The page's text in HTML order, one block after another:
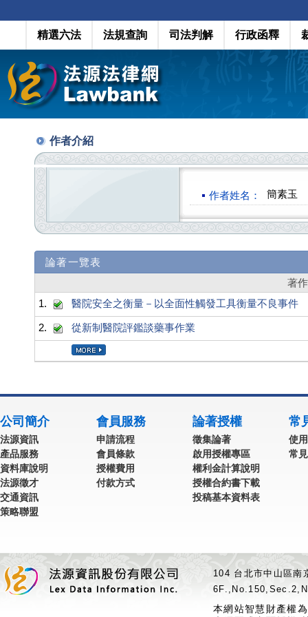
精選六法 法規查詢 司法判解 行政函釋
作者介紹
作者姓名： 簡素玉
論著一覽表
著
1.
醫院安全之衡量－以全面性觸發工具衡量不良事件
2. 從新制醫院評鑑談藥事作業
公司簡介
法源資訊
產品服務
資料庫說明
法源徵才
交通資訊
策略聯盟
會員服務
申請流程
會員條款
授權費用
付款方式
論著授權
徵集論著
啟用授權專區
權利金計算說明
授權合約書下載
投稿基本資料表
常
使
常
104 台北市中山區
本網站智慧財產權